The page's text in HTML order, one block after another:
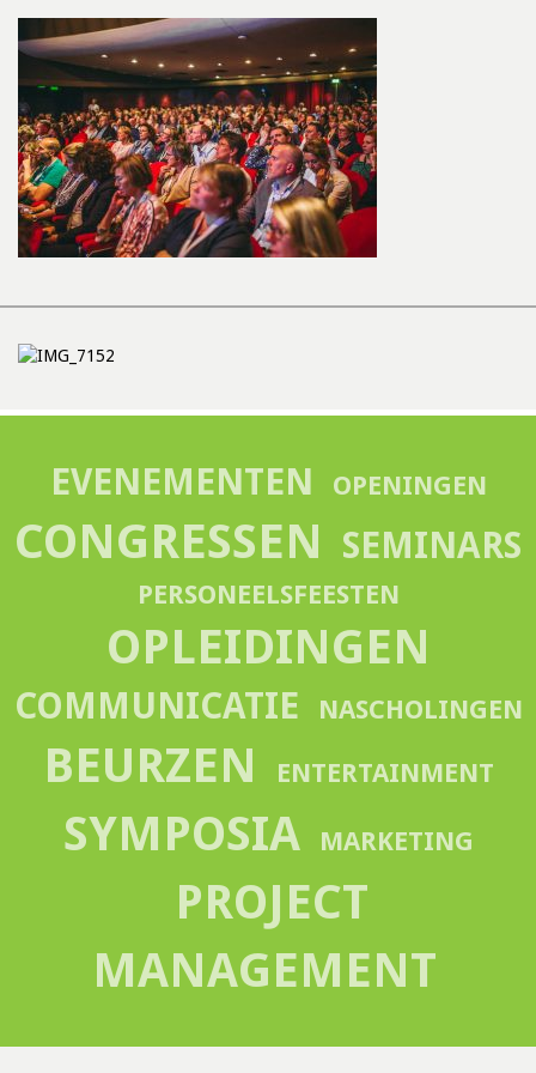
EVENEMENTEN OPENINGEN
CONGRESSEN SEMINARS
PERSONEELSFEESTEN
OPLEIDINGEN
COMMUNICATIE NASCHOLINGEN
BEURZEN ENTERTAINMENT
SYMPOSIA MARKETING
PROJECT
MANAGEMENT